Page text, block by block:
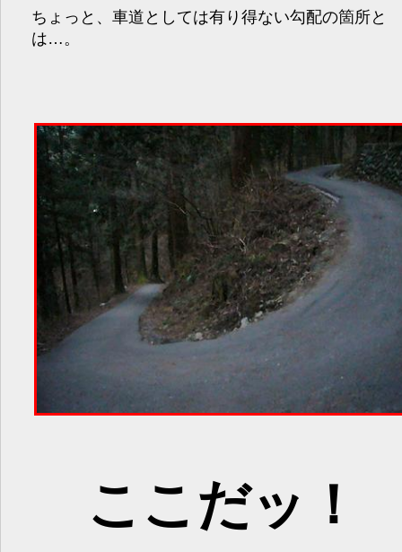
ちょっと、車道としては有り得ない勾配の箇所と
は…。
ここだッ！